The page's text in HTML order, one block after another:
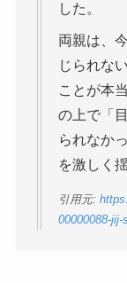
した。
両親は、
じられな
ことが本
の上で「
られなか
を激しく
引用元:
00000088-jij-